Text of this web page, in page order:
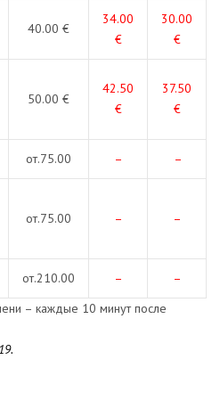
40.00 €
34.00
€
30.00
€
50.00 €
42.50
€
37.50
€
от.75.00 – –
от.75.00 – –
от.210.00 –
–
– каждые 10 минут после